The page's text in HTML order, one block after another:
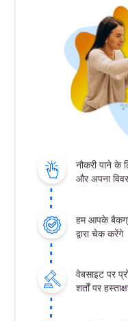
नौकरी पाने
और अपना
हम आपके
द्वारा चेक करेंगे
वेबसाइट पर
शर्तों पर